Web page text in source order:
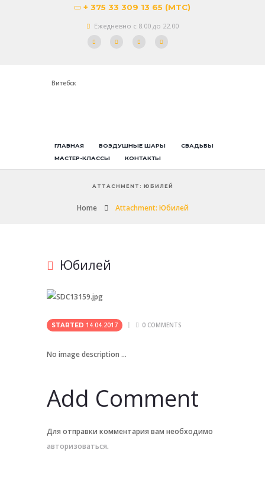
+ 375 33 309 13 65 (МТС)
Ежедневно с 8.00 до 22.00
Витебск
ГЛАВНАЯ ВОЗДУШНЫЕ ШАРЫ
СВАДЬБЫ
МАСТЕР-КЛАССЫ
КОНТАКТЫ
ATTACHMENT: ЮБИЛЕЙ
Home Attachment: Юбилей
Юбилей
STARTED 14.04.2017 0COMMENTS
No image description ...
Add Comment
Для отправки комментария вам необходимо
авторизоваться.